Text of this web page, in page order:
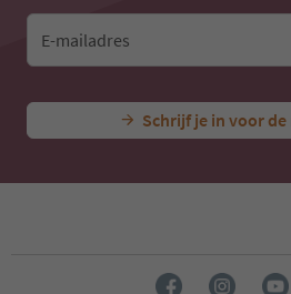
E-mailadres
Schrijf je in voor